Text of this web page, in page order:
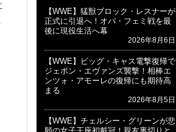
【WWE】猛獣ブロック・レスナーが
正式に引退へ！オバ・フェミ戦を最
後に現役生活へ幕
2026年8月6日
【WWE】ビッグ・キャス電撃復帰で
ジェボン・エヴァンズ襲撃！相棒エ
ンツォ・アモーレの復帰にも期待高
まる
2026年8月5日
【WWE】チェルシー・グリーンが悲
願の女子王座初戴冠！親友裏切りと